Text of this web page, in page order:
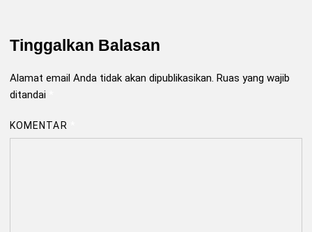
Tinggalkan Balasan
Alamat email Anda tidak akan dipublikasikan. Ruas yang wajib
ditandai
KOMENTAR